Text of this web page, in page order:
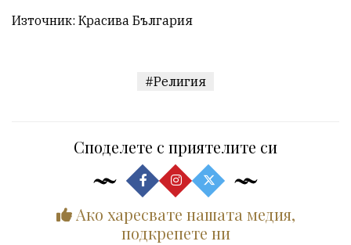
Източник: Красива България
#Религия
Споделете с приятелите си
Ако харесвате нашата медия,
подкрепете ни